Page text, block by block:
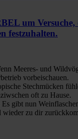
um Versuche,
festzuhalten.
Meeres- und
vorbeischauen.
Stechmücken
oft zu Hause.
Es gibt nun
wieder zu dir